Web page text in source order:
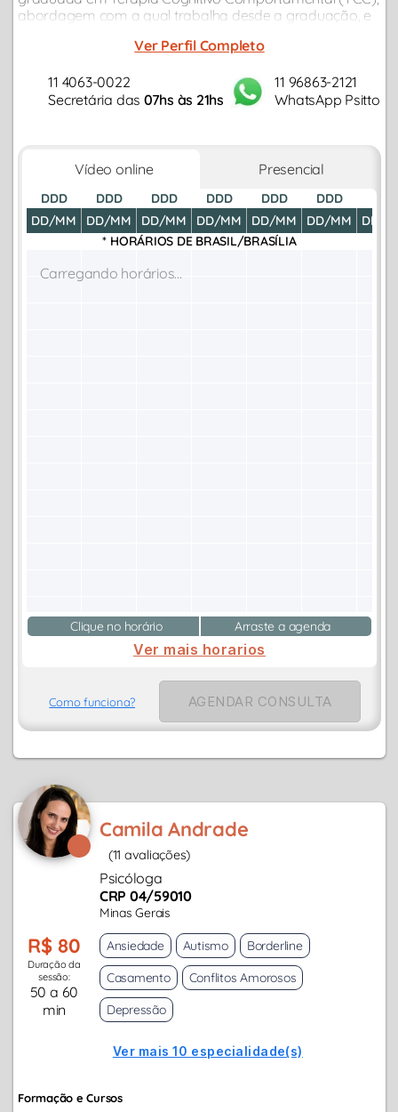
abordagem com a qual trabalha desde a graduação, e
Ver Perfil Completo
11 4063-0022
Secretária das 07hs às 21hs
11 96863-2121
WhatsApp Psitto
Vídeo online Presencial
DDD
DD/MM
DDD
DD/MM
DDD
DD/MM
DDD
DD/MM
DDD
DD/MM
DDD
DD/MM
DD/
* HORÁRIOS DE BRASIL/BRASÍLIA
Carregando horários...
Clique no horário Arraste a agenda
Ver mais horarios
Como funciona? AGENDAR CONSULTA
Camila Andrade
(11 avaliações)
Psicóloga
CRP 04/59010
Minas Gerais
R$ 80
Duração da
sessão:
50 a 60
min
Ansiedade Autismo
Borderline
Casamento
Conflitos Amorosos
Depressão
Ver mais 10 especialidade(s)
Formação e Cursos